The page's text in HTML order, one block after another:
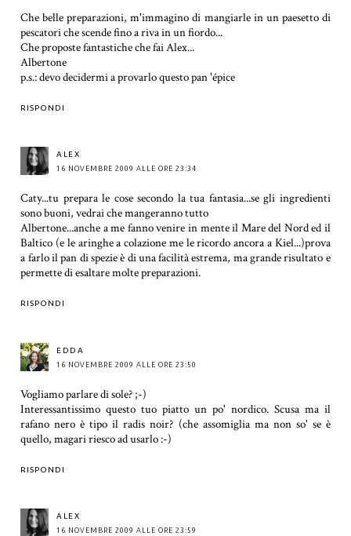
Che belle preparazioni, m'immagino di mangiarle in un paesetto di
pescatori che scende fino a riva in un fiordo...
Che proposte fantastiche che fai Alex...
Albertone
p.s.: devo decidermi a provarlo questo pan 'épice
RISPONDI
ALEX
16 NOVEMBRE 2009 ALLE ORE 23:34
Caty...tu prepara le cose secondo la tua fantasia...se gli ingredienti
sono buoni, vedrai che mangeranno tutto
Albertone...anche a me fanno venire in mente il Mare del Nord ed il
Baltico (e le aringhe a colazione me le ricordo ancora a Kiel...)prova
a farlo il pan di spezie è di una facilità estrema, ma grande risultato e
permette di esaltare molte preparazioni.
RISPONDI
EDDA
16 NOVEMBRE 2009 ALLE ORE 23:50
Vogliamo parlare di sole? ;-)
Interessantissimo questo tuo piatto un po' nordico. Scusa ma il
rafano nero è tipo il radis noir? (che assomiglia ma non so' se è
quello, magari riesco ad usarlo :-)
RISPONDI
ALEX
16 NOVEMBRE 2009 ALLE ORE 23:59